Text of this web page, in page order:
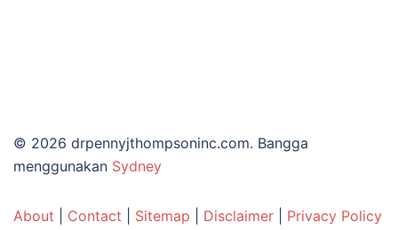
© 2026 drpennyjthompsoninc.com. Bangga
menggunakan Sydney
About Contact Sitemap Disclaimer Privacy Policy